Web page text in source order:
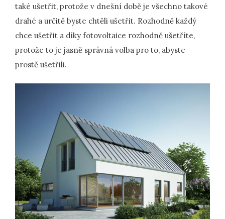
také ušetřit, protože v dnešní době je všechno takové
drahé a určitě byste chtěli ušetřit. Rozhodně každý
chce ušetřit a díky fotovoltaice rozhodně ušetříte,
protože to je jasně správná volba pro to, abyste
prostě ušetřili.